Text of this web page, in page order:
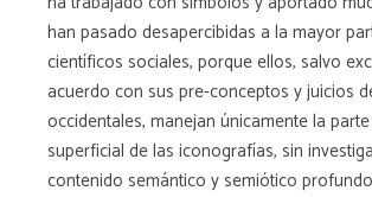
han pasado desapercibidas a la mayor
científicos sociales, porque ellos, salvo
acuerdo con sus pre-conceptos y juicios
occidentales, manejan únicamente la
superficial de las iconografías, sin
contenido semántico y semiótico